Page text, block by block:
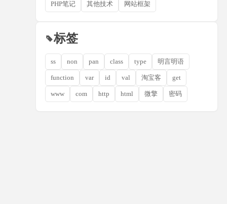
PHP笔记 其他技术 网站框架
标签
ss non pan class type 明言明语
function var id val 淘宝客 get
www com http html 微擎 密码